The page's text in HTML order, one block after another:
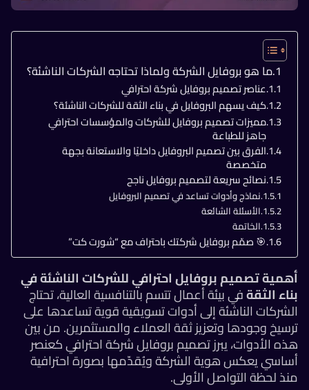
ما هو بروفايل الشركة ولماذا تحتاجه الشركات الناشئة؟
عناصر تصميم بروفايل شركة احترافي
كيف يسهم البروفايل في بناء الثقة للشركات الناشئة؟
مميزات تصميم بروفايل للشركات والمؤسسات احترافي
جاهز للطباعة
الفرق بين تصميم البروفايل داخليًا والاستعانة بجهة
متخصصة
نصائح سريعة لتصميم بروفايل ناجح
نماذج وأدوات تساعد في تصميم البروفايل
الأسئلة الشائعة
الخاتمة
🎯 صمّم بروفايل شركتك باحتراف مع “شورت كت”
تصميم بروفايل احترافي للشركات الناشئة في
الثقةفي بيئة أعمال تتسم بالتنافسية العالية، تحتاج
الناشئة إلى أدوات تسويقية قوية تساعدها على
وجودها وتعزيز ثقة العملاء والمستثمرين. من بين
الأدوات، يبرز تصميم بروفايل شركة احترافي كعنصر
يعكس هوية الشركة ويُقدّمها بصورة احترافية
لحظة التواصل الأولى.